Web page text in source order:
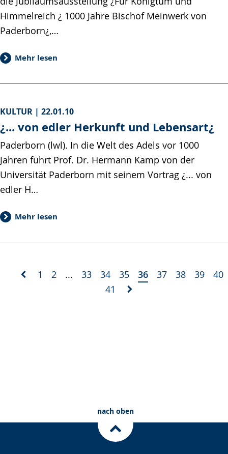
Himmelreich ¿ 1000 Jahre Bischof Meinwerk von
Paderborn¿,…
Mehr lesen
KULTUR | 22.01.10
¿... von edler Herkunft und Lebensart¿
Paderborn (lwl). In die Welt des Adels vor 1000
Jahren führt Prof. Dr. Hermann Kamp von der
Universität Paderborn mit seinem Vortrag ¿... von
edler H…
Mehr lesen
1 2 ... 33 34 35 36 37 38 39
40
41
nach oben